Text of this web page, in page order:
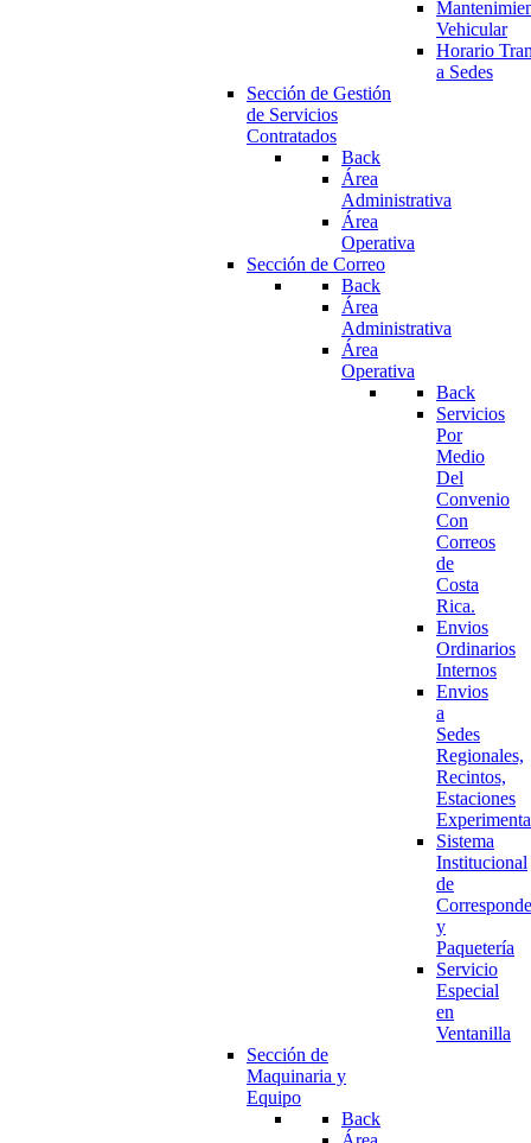
Vehicular
Horario
a Sedes
Sección de Gestión
de Servicios
Contratados
Back
Área
Administrativa
Área
Operativa
Sección de Correo
Back
Área
Administrativa
Área
Operativa
Back
Servicios
Por
Medio
Del
Convenio
Con
Correos
de
Costa
Rica.
Envios
Ordinarios
Internos
Envios
a
Sedes
Regionales,
Recintos,
Estaciones
Sistema
Institucional
de
y
Paquetería
Servicio
Especial
en
Ventanilla
Sección de
Maquinaria y
Equipo
Back